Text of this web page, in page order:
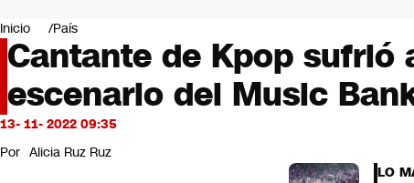
Mundo
Negocios
Deportes
Programas completos
Cultura
Servicios
Bits
CNN Data
Inicio País
Cantante de Kpop
escenario del Music
13- 11- 2022 09:35
Por Alicia Ruz Ruz
LO